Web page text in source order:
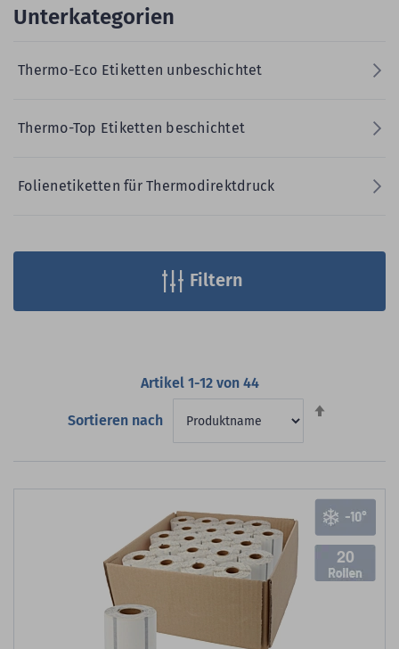
Unterkategorien
Thermo-Eco Etiketten unbeschichtet
Thermo-Top Etiketten beschichtet
Folienetiketten für Thermodirektdruck
Artikel 1-12von 44
Sortieren nach
20
Filtern